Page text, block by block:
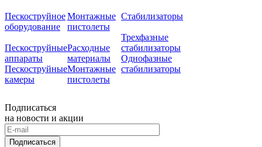
Пескоструйное
оборудование
Пескоструйные
аппараты
Пескоструйные
камеры
Монтажные
пистолеты
Расходные
материалы
Монтажные
пистолеты
Стабилизаторы
Трехфазные
стабилизаторы
Однофазные
стабилизаторы
Подписаться
на новости и акции
Подписаться